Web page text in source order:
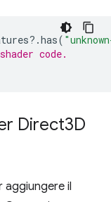
? .has(
code.
Direct3D
aggiungere il